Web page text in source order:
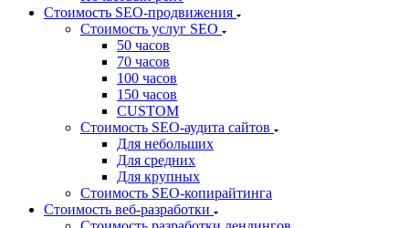
Стоимость SEO-продвижения
Стоимость услуг SEO
50 часов
70 часов
100 часов
150 часов
CUSTOM
Стоимость SEO-аудита сайтов
Для небольших
Для средних
Для крупных
Стоимость SEO-копирайтинга
Стоимость веб-разработки